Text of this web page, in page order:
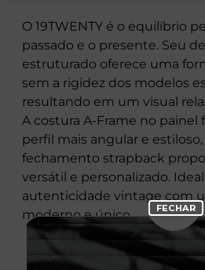
O 19TWENTY é o equilíbrio
passado e o presente. Seu
estruturado oferece uma
sem a rigidez dos modelos
resultando em um visual
A costura A-Frame no
perfil mais angular e
fechamento strapback
versátil e personalizado.
autenticidade vintage com
moderno e único.